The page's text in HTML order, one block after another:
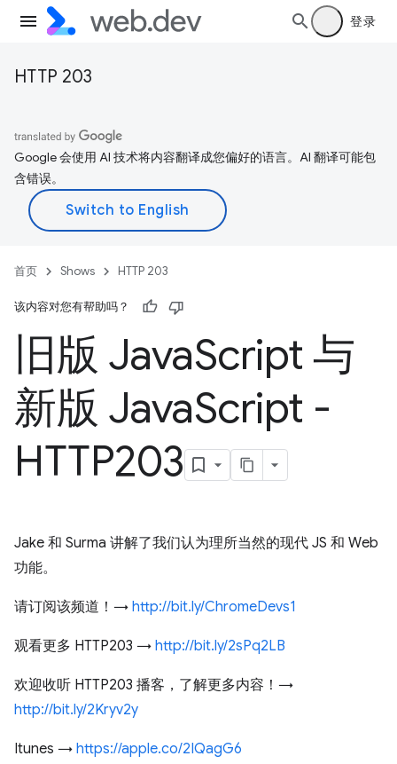
登录
HTTP 203
Google 会使用 AI 技术将内容翻译成您偏好的语言。AI 翻译可能包
含错误。
首页 Shows HTTP 203
该内容对您有帮助吗？
旧版 JavaScript 与
新版 JavaScript -
HTTP203
Jake 和 Surma 讲解了我们认为理所当然的现代 JS 和 Web
功能。
请订阅该频道！→ http://bit.ly/ChromeDevs1
观看更多 HTTP203 → http://bit.ly/2sPq2LB
欢迎收听 HTTP203 播客，了解更多内容！→
http://bit.ly/2Kryv2y
Itunes → https://apple.co/2IQagG6